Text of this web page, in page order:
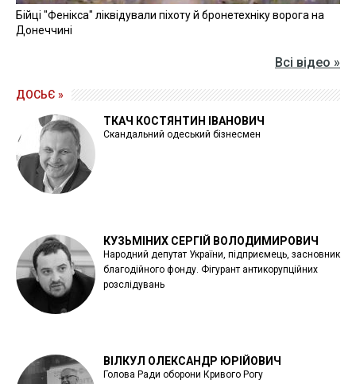
Бійці "Фенікса" ліквідували піхоту й бронетехніку ворога на
Донеччині
Всі відео »
ДОСЬЄ »
ТКАЧ КОСТЯНТИН ІВАНОВИЧ
Скандальний одеський бізнесмен
КУЗЬМІНИХ СЕРГІЙ ВОЛОДИМИРОВИЧ
Народний депутат України, підприємець, засновник
благодійного фонду. Фігурант антикорупційних
розслідувань
ВІЛКУЛ ОЛЕКСАНДР ЮРІЙОВИЧ
Голова Ради оборони Кривого Рогу